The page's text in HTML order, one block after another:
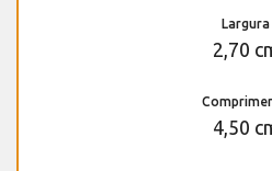
Largura
2,70
4,50